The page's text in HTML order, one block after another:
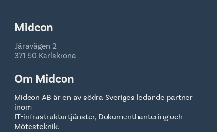
Midcon
Järavägen 2
371 50 Karlskrona
Om Midcon
Midcon AB är en av södra Sveriges ledande partner
inom
IT-infrastrukturtjänster, Dokumenthantering och
Mötesteknik.